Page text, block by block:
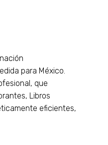
para México.
que
Libros
eficientes,